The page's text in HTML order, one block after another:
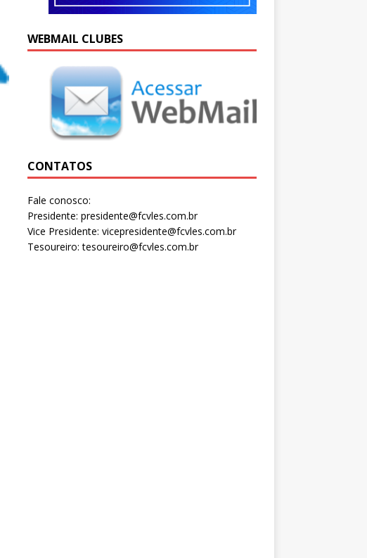
WEBMAIL CLUBES
CONTATOS
Fale conosco:
Presidente: presidente@fcvles.com.br
Vice Presidente: vicepresidente@fcvles.com.br
Tesoureiro: tesoureiro@fcvles.com.br